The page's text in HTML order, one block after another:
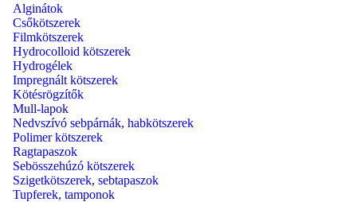
Alginátok
Csőkötszerek
Filmkötszerek
Hydrocolloid kötszerek
Hydrogélek
Impregnált kötszerek
Kötésrögzítők
Mull-lapok
Nedvszívó sebpárnák, habkötszerek
Polimer kötszerek
Ragtapaszok
Sebösszehúzó kötszerek
Szigetkötszerek, sebtapaszok
Tupferek, tamponok